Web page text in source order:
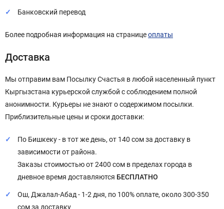
Банковский перевод
Более подробная информация на страницеоплаты
Доставка
Мы отправим вам Посылку Счастья в любой населенный пункт
Кыргызстана курьерской службой с соблюдением полной
анонимности. Курьеры не знают о содержимом посылки.
Приблизительные цены и сроки доставки:
По Бишкеку - в тот же день, от 140 сом за доставку в
зависимости от района.
Заказы стоимостью от 2400 сом в пределах города в
дневное время доставляются БЕСПЛАТНО
Ош, Джалал-Абад - 1-2 дня, по 100% оплате, около 300-350
сом за доставку